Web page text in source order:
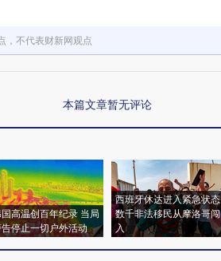
，不代表财新网观点
本篇文章暂无评论
高温创百年纪录 当局
停止一切户外活动
西班牙休达进入紧急状态
数千非法移民从摩洛哥闯
入